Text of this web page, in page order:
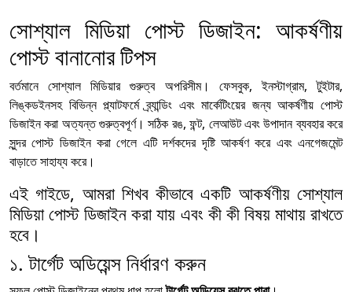
সোশ্যাল মিডিয়া পোস্ট ডিজাইন: আকর্ষণীয়
পোস্ট বানানোর টিপস
বর্তমানে সোশ্যাল মিডিয়ার গুরুত্ব অপরিসীম। ফেসবুক, ইনস্টাগ্রাম, টুইটার,
লিঙ্কডইনসহ বিভিন্ন প্ল্যাটফর্মে ব্র্যান্ডিং এবং মার্কেটিংয়ের জন্য আকর্ষণীয় পোস্ট
ডিজাইন করা অত্যন্ত গুরুত্বপূর্ণ। সঠিক রঙ, ফন্ট, লেআউট এবং উপাদান ব্যবহার করে
সুন্দর পোস্ট ডিজাইন করা গেলে এটি দর্শকদের দৃষ্টি আকর্ষণ করে এবং এনগেজমেন্ট
বাড়াতে সাহায্য করে।
এই গাইডে, আমরা শিখব কীভাবে একটি আকর্ষণীয় সোশ্যাল
মিডিয়া পোস্ট ডিজাইন করা যায় এবং কী কী বিষয় মাথায় রাখতে
হবে।
১. টার্গেট অডিয়েন্স নির্ধারণ করুন